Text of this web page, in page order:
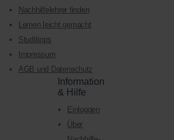
Nachhilfelehrer finden
Lernen leicht gemacht
Studitipps
Impressum
AGB und Datenschutz
Information
& Hilfe
Einloggen
Über